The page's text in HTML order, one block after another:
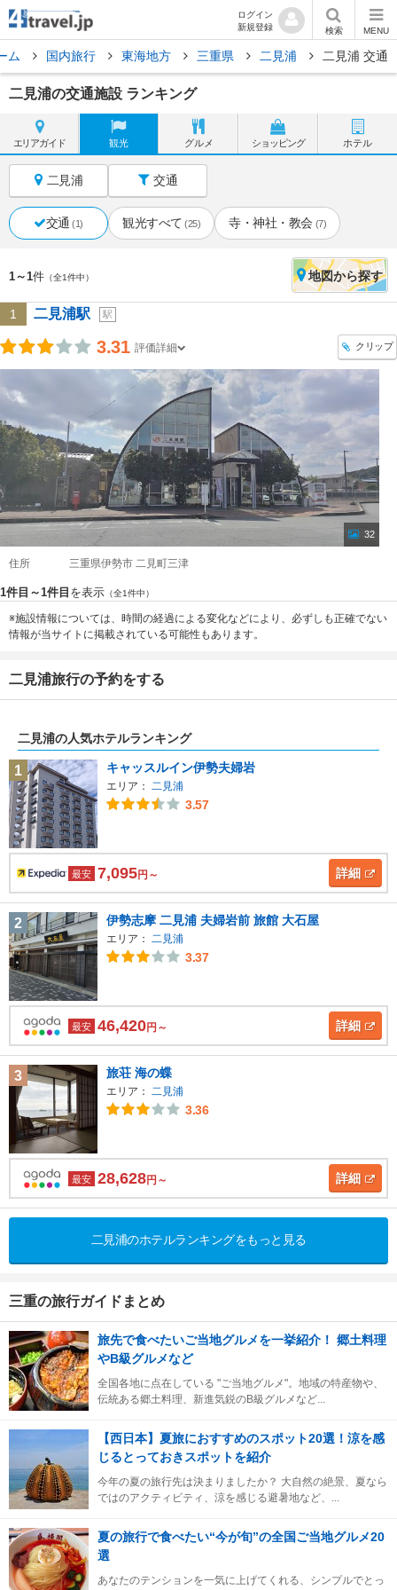
ログイン
新規登録
検索 MENU
ム 国内旅行 東海地方 三重県 二見浦 二見浦 交通
二見浦の交通施設 ランキング
エリアガイド 観光 グルメ ショッピング ホテル
二見浦 交通
交通 (1) 観光すべて (25) 寺・神社・教会 (7)
1～1件 （全1件中） 地図から探す
1 二見浦駅 駅
3.31 評価詳細 クリップ
32
住所 三重県伊勢市 二見町三津
1件目～1件目 を表示 （全1件中）
※施設情報については、時間の経過による変化などにより、必ずしも正確でない
情報が当サイトに掲載されている可能性もあります。
二見浦旅行の予約をする
二見浦の人気ホテルランキング
1 キャッスルイン伊勢夫婦岩
エリア： 二見浦
3.57
最安 7,095円～ 詳細
2 伊勢志摩 二見浦 夫婦岩前 旅館 大石屋
エリア： 二見浦
3.37
最安 46,420円～ 詳細
3 旅荘 海の蝶
エリア： 二見浦
3.36
最安 28,628円～ 詳細
二見浦のホテルランキングをもっと見る
三重の旅行ガイドまとめ
旅先で食べたいご当地グルメを一挙紹介！ 郷土料理
やB級グルメなど
全国各地に点在している "ご当地グルメ"。地域の特産物や、
伝統ある郷土料理、新進気鋭のB級グルメなど...
【西日本】夏旅におすすめのスポット20選！涼を感
じるとっておきスポットを紹介
今年の夏の旅行先は決まりましたか？ 大自然の絶景、夏なら
ではのアクティビティ、涼を感じる避暑地など、...
夏の旅行で食べたい“今が旬”の全国ご当地グルメ20
選
あなたのテンションを一気に上げてくれる、シンプルでとっ